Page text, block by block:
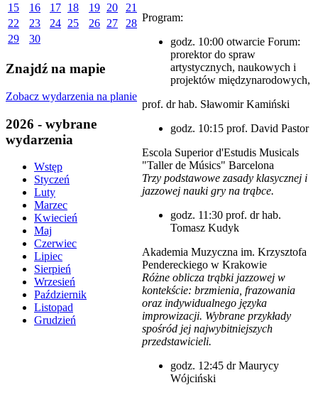
15
16 17 18 19 20
21
22
23 24 25 26 27
28
29
30
Znajdź na mapie
Zobacz wydarzenia na planie
2026 - wybrane
wydarzenia
Wstęp
Styczeń
Luty
Marzec
Kwiecień
Maj
Czerwiec
Lipiec
Sierpień
Wrzesień
Październik
Listopad
Grudzień
Program:
godz. 10:00 otwarcie Forum:
prorektor do spraw
artystycznych, naukowych i
projektów międzynarodowych,
prof. dr hab. Sławomir Kamiński
godz. 10:15 prof. David Pastor
Escola Superior d'Estudis Musicals
"Taller de Músics" Barcelona
Trzy podstawowe zasady klasycznej i
jazzowej nauki gry na trąbce.
godz. 11:30 prof. dr hab.
Tomasz Kudyk
Akademia Muzyczna im. Krzysztofa
Pendereckiego w Krakowie
Różne oblicza trąbki jazzowej w
kontekście: brzmienia, frazowania
oraz indywidualnego języka
improwizacji. Wybrane przykłady
spośród jej najwybitniejszych
przedstawicieli.
godz. 12:45 dr Maurycy
Wójciński